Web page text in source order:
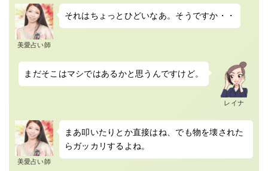
美愛占い師
それはちょっとひどいなあ。そうですか・・
レイナ
まだそこはマシではあるかと思うんですけど。
美愛占い師
まあ叩いたりとか直接はね、でも物を壊された
らガッカリするよね。